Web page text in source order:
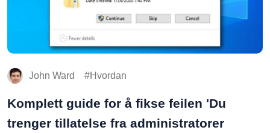
John Ward Hvordan
Komplett guide for å fikse feilen 'Du
trenger tillatelse fra administratorer